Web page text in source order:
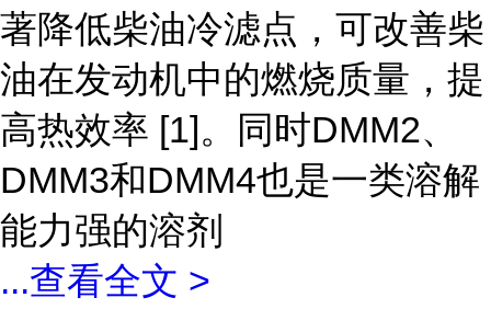
著降低柴油冷滤点，可改善柴
油在发动机中的燃烧质量，提
高热效率 [1]。同时DMM2、
DMM3和DMM4也是一类溶解
能力强的溶剂
...查看全文 >